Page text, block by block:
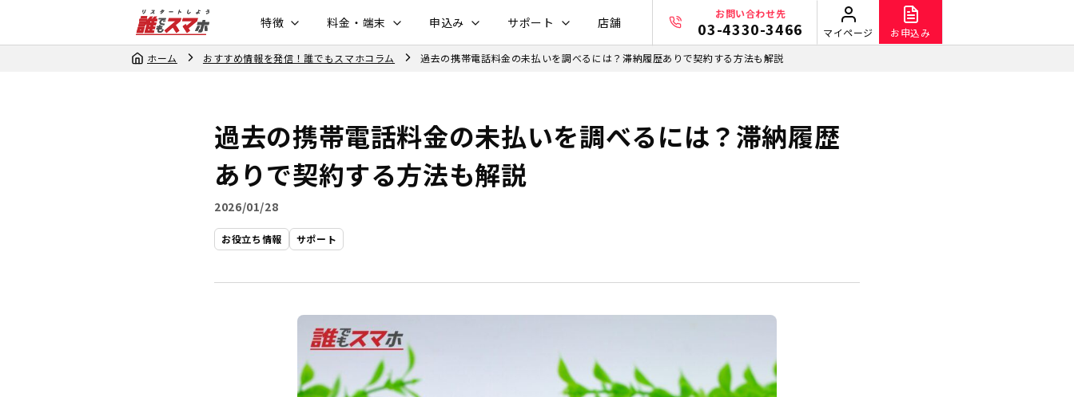
特徴 料金・端末 申込み サポート 店舗
お問い合わせ先
03-4330-3466 マイページ
お申込み
ホーム
おすすめ情報を発信！誰でもスマホコラム 過去の携帯電話料金の未払いを調べるには？滞納履歴ありで契約する方法も解説
過去の携帯電話料金の未払いを調べるには？滞納履歴
ありで契約する方法も解説
2026/01/28
お役立ち情報 サポート